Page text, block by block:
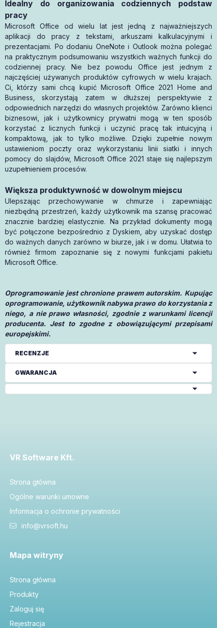
Idealny do organizowania codziennych podstaw
pracy
Microsoft Office od wielu lat jest jedną z najważniejszych
aplikacji do pracy z tekstami, arkuszami kalkulacyjnymi i
prezentacjami. Po dodaniu OneNote i Outlook można polegać
na praktycznym podsumowaniu wszystkich ważnych funkcji do
codziennej pracy. Nie bez powodu Office jest jednym z
najczęściej używanych produktów cyfrowych w wielu krajach.
Ci, którzy sami chcą kupić Microsoft Office 2021 Home and
Business, skorzystają zatem w dłuższej perspektywie z
odpowiednich narzędzi do własnych projektów. Zarówno klienci
biznesowi, jak i użytkownicy prywatni mogą w ten sposób
korzystać z licznych funkcji i uczynić pracę tak intuicyjną i
kompaktową, jak to tylko możliwe. Dzięki zupełnie nowym
ustawieniom poczty oraz wykorzystaniu linii siatki i innych
pomocy do slajdów, Microsoft Office 2021 staje się najlepszym
uzupełnieniem procesów.
Większa produktywność w dowolnym miejscu
Ulepszając przechowywanie w chmurze i zapewniając
niezbędną przestrzeń, każdy użytkownik ma szansę pracować
znacznie bardziej elastycznie. Na przykład dokumenty mogą
być połączone bezpośrednio z Dyskiem, aby uzyskać dostęp
do ważnych danych zarówno w biurze, jak i w domu. Ułatwia to
również firmom zapoznanie się z nowymi funkcjami pakietu
Microsoft Office.
Oprogramowanie jest chronione prawem autorskim. Kupując
oprogramowanie, użytkownik nabywa prawo do korzystania z
niego, a nie prawo własności, zgodnie z warunkami licencji
producenta. Jest to zgodne z obowiązującymi przepisami
europejskimi.
RECENZJE
GWARANCJA
VR Software Kft.
Strona główna
Ogólne warunki umowne
Informacja o ochronie prywatności
info@vrsoft.hu
Mapa witryny
Strona główna
Produkty
Zaloguj się
Rejestracja